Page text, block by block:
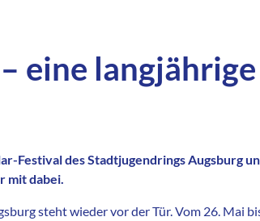
eine langjährige
Festival des Stadtjugendrings Augsburg
mit dabei.
steht wieder vor der Tür. Vom 26. Mai